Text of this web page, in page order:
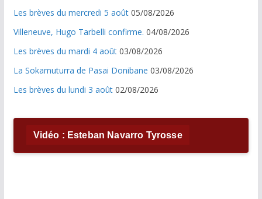
Les brèves du mercredi 5 août 05/08/2026
Villeneuve, Hugo Tarbelli confirme. 04/08/2026
Les brèves du mardi 4 août 03/08/2026
La Sokamuturra de Pasai Donibane 03/08/2026
Les brèves du lundi 3 août 02/08/2026
Vidéo : Esteban Navarro Tyrosse